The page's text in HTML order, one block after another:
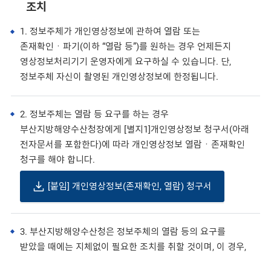
조치
1. 정보주체가 개인영상정보에 관하여 열람 또는
존재확인ㆍ파기(이하 “열람 등”)를 원하는 경우 언제든지
영상정보처리기기 운영자에게 요구하실 수 있습니다. 단,
정보주체 자신이 촬영된 개인영상정보에 한정됩니다.
2. 정보주체는 열람 등 요구를 하는 경우
부산지방해양수산청장에게 [별지1]개인영상정보 청구서(아래
전자문서를 포함한다)에 따라 개인영상정보 열람ㆍ존재확인
청구를 해야 합니다.
[붙임] 개인영상정보(존재확인, 열람) 청구서
3. 부산지방해양수산청은 정보주체의 열람 등의 요구를
받았을 때에는 지체없이 필요한 조치를 취할 것이며, 이 경우,